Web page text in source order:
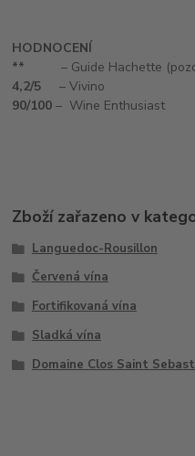
HODNOCENÍ
** – Guide Hachette
4,2/5
– Vivino
90/100 – Wine Enthusiast
Zboží zařazeno v
Languedoc-Rousillon
Červená vína
Fortifikovaná vína
Sladká vína
Domaine Clos Saint